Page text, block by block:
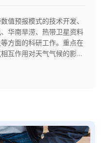
值预报模式的技术开发、
华南旱涝、热带卫星资料
方面的科研工作。重点在
互作用对天气气候的影